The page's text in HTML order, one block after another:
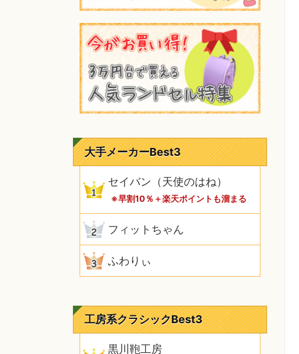
大手メーカーBest3
セイバン（天使のはね）
※早割10％＋楽天ポイントも溜まる
フィットちゃん
ふわりぃ
工房系クラシックBest3
黒川鞄工房